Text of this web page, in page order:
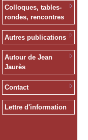
Colloques, tables-
rondes, rencontres
Autres publications
Autour de Jean
Jaurès
Contact
Lettre d'information